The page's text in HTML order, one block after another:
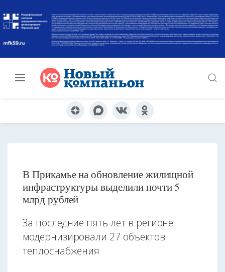
В Прикамье на обновление жилищной
инфраструктуры выделили почти 5
млрд рублей
За последние пять лет в регионе
модернизировали 27 объектов
теплоснабжения